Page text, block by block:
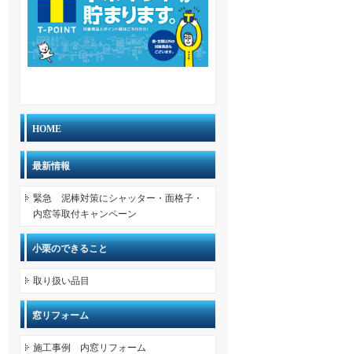
HOME
最新情報
緊急 泥棒対策にシャッター・面格子・
内窓等取付キャンペーン
小栗のできること
取り扱い品目
窓リフォーム
施工事例 内窓リフォーム